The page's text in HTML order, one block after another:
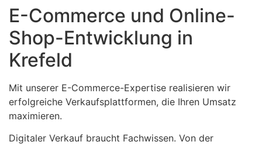
E-Commerce und Online-
Shop-Entwicklung in
Krefeld
Mit unserer E-Commerce-Expertise realisieren wir
erfolgreiche Verkaufsplattformen, die Ihren Umsatz
maximieren.
Digitaler Verkauf braucht Fachwissen. Von der